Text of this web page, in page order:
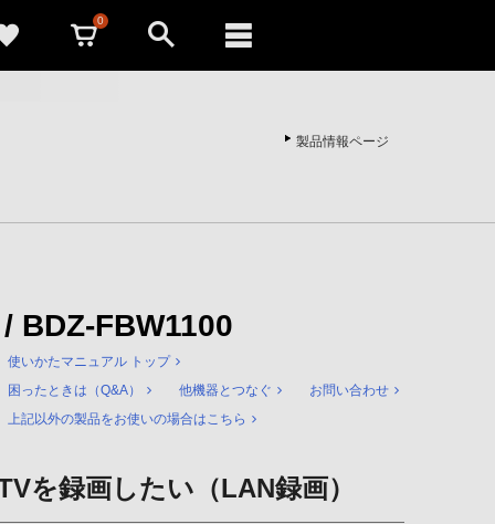
0
製品情報ページ
BDZ-FBW1100
使いかたマニュアル トップ
困ったときは（Q&A）
他機器とつなぐ
お問い合わせ
上記以外の製品をお使いの場合はこちら
を録画したい（LAN録画）